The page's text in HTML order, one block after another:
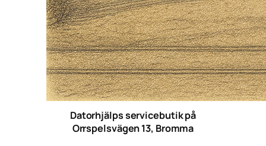
Datorhjälps servicebutik på
Orrspelsvägen 13, Bromma